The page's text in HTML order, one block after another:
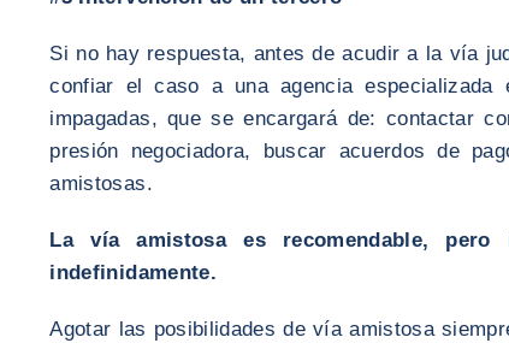
Si no hay respuesta, antes de acudir a la vía
confiar el caso a una agencia especializada
impagadas, que se encargará de: contactar
presión negociadora, buscar acuerdos de
amistosas.
La vía amistosa es recomendable, pero
indefinidamente.
Agotar las posibilidades de vía amistosa